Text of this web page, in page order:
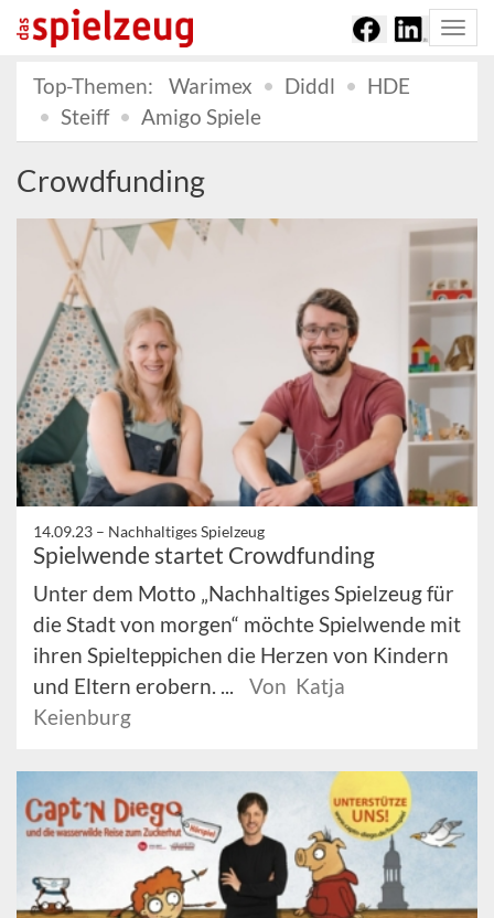
Top-Themen:
Warimex Diddl
HDE
Steiff
Amigo Spiele
Crowdfunding
14.09.23 – Nachhaltiges Spielzeug
Spielwende startet Crowdfunding
Unter dem Motto „Nachhaltiges Spielzeug für
die Stadt von morgen“ möchte Spielwende mit
ihren Spielteppichen die Herzen von Kindern
und Eltern erobern. ...
Von Katja
Keienburg